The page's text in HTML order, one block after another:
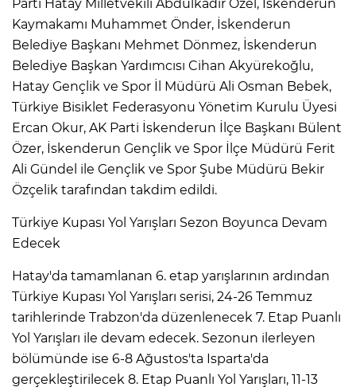
Parti Hatay Milletvekili Abdulkadir Özel, İskenderun
Kaymakamı Muhammet Önder, İskenderun
Belediye Başkanı Mehmet Dönmez, İskenderun
Belediye Başkan Yardımcısı Cihan Akyürekoğlu,
Hatay Gençlik ve Spor İl Müdürü Ali Osman Bebek,
Türkiye Bisiklet Federasyonu Yönetim Kurulu Üyesi
Ercan Okur, AK Parti İskenderun İlçe Başkanı Bülent
Özer, İskenderun Gençlik ve Spor İlçe Müdürü Ferit
Ali Gündel ile Gençlik ve Spor Şube Müdürü Bekir
Özçelik tarafından takdim edildi.
Türkiye Kupası Yol Yarışları Sezon Boyunca Devam
Edecek
Hatay'da tamamlanan 6. etap yarışlarının ardından
Türkiye Kupası Yol Yarışları serisi, 24-26 Temmuz
tarihlerinde Trabzon'da düzenlenecek 7. Etap Puanlı
Yol Yarışları ile devam edecek. Sezonun ilerleyen
bölümünde ise 6-8 Ağustos'ta Isparta'da
gerçekleştirilecek 8. Etap Puanlı Yol Yarışları, 11-13